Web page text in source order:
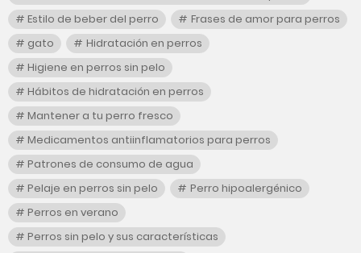
Estilo de beber del perro
Frases de amor para perros
gato
Hidratación en perros
Higiene en perros sin pelo
Hábitos de hidratación en perros
Mantener a tu perro fresco
Medicamentos antiinflamatorios para perros
Patrones de consumo de agua
Pelaje en perros sin pelo
Perro hipoalergénico
Perros en verano
Perros sin pelo y sus características